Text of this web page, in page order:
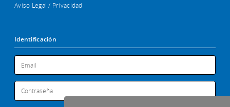
Aviso Legal / Privacidad
Identificación